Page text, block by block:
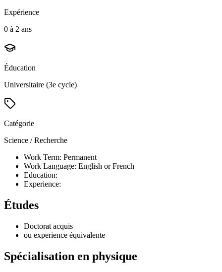
Expérience
0 à 2 ans
Éducation
Universitaire (3e cycle)
Catégorie
Science / Recherche
Work Term: Permanent
Work Language: English or French
Education:
Experience:
Études
Doctorat acquis
ou experience équivalente
Spécialisation en physique